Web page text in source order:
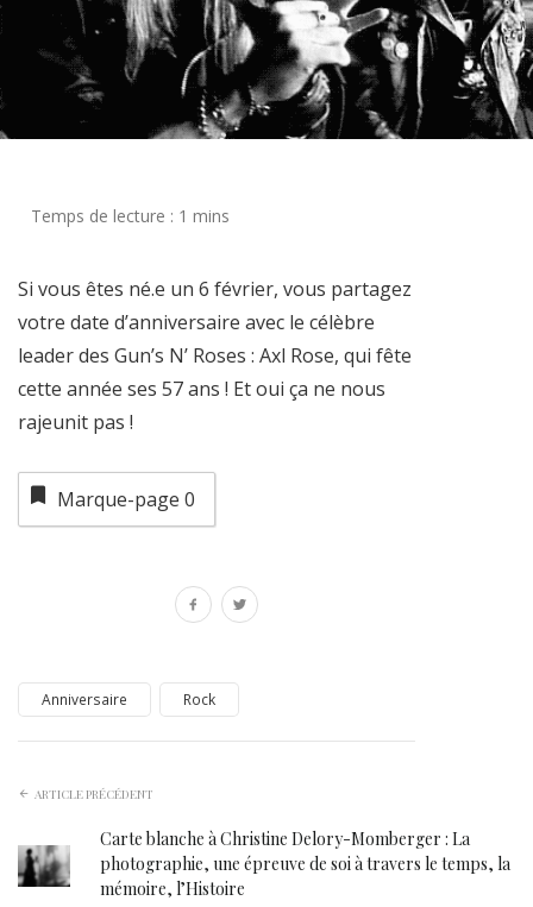
Si vous êtes né.e un 6 février, vous partagez
votre date d’anniversaire avec le célèbre
leader des Gun’s N’ Roses : Axl Rose, qui fête
cette année ses 57 ans ! Et oui ça ne nous
rajeunit pas !
Marque-page 0
Anniversaire Rock
ARTICLE PRÉCÉDENT
Carte blanche à Christine Delory-Momberger : La
photographie, une épreuve de soi à travers le temps, la
mémoire, l’Histoire